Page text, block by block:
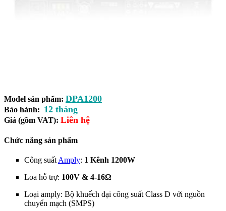
Model sản phẩm: DPA1200
Bảo hành: 12 tháng
Giá (gồm VAT): Liên hệ
Chức năng sản phẩm
Công suất Amply: 1 Kênh 1200W
Loa hỗ trợ: 100V & 4-16Ω
Loại amply: Bộ khuếch đại công suất Class D với nguồn
chuyển mạch (SMPS)